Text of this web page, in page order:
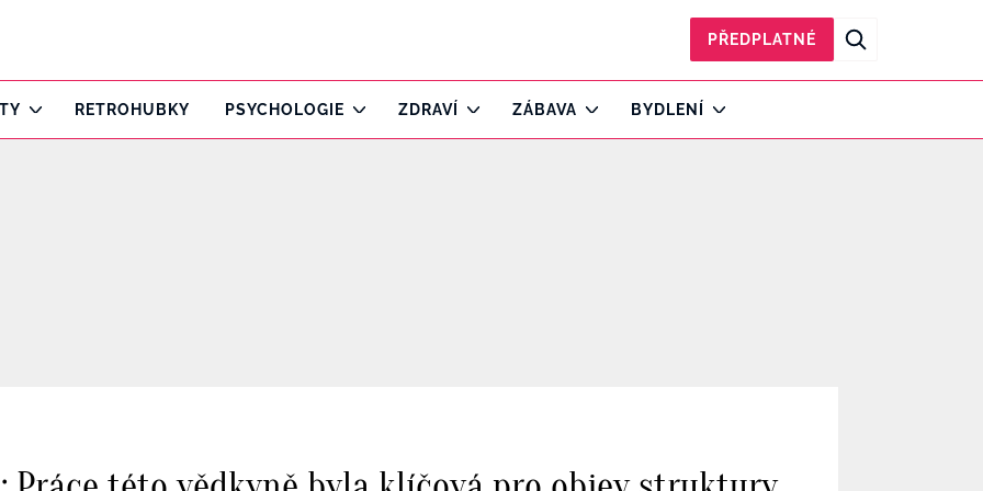
PŘEDPLATNÉ
RETROHUBKY PSYCHOLOGIE ZDRAVÍ ZÁBAVA BYDLENÍ